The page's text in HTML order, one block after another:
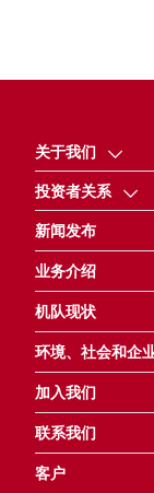
关于我们
投资者关系
新闻发布
业务介绍
机队现状
环境、社会和企
加入我们
联系我们
客户